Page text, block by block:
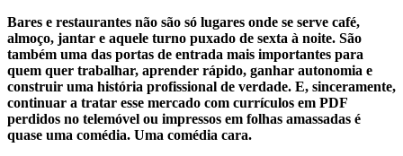
Bares e restaurantes não são só lugares onde se serve café,
almoço, jantar e aquele turno puxado de sexta à noite. São
também uma das portas de entrada mais importantes para
quem quer trabalhar, aprender rápido, ganhar autonomia e
construir uma história profissional de verdade. E, sinceramente,
continuar a tratar esse mercado com currículos em PDF
perdidos no telemóvel ou impressos em folhas amassadas é
quase uma comédia. Uma comédia cara.